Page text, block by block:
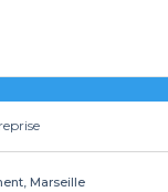
Marseille